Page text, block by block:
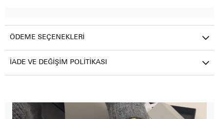
ÖDEME SEÇENEKLERI
İADE VE DEĞIŞIM POLITIKASI